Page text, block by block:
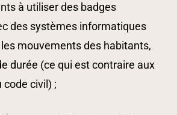
à utiliser des badges
des systèmes informatiques
mouvements des habitants,
durée (ce qui est contraire aux
code civil) ;